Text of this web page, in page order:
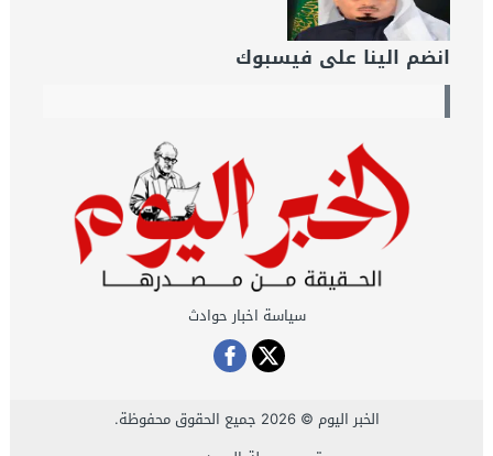
انضم الينا على فيسبوك
سياسة اخبار حوادث
الخبر اليوم © 2026 جميع الحقوق محفوظة.